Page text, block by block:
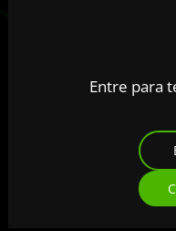
Entre para